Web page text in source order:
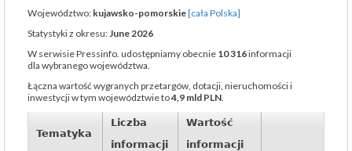
Województwo: kujawsko-pomorskie[cała Polska]
Statystyki z okresu:June 2026
W serwisie Pressinfo. udostępniamy obecnie 10 316informacji
dla wybranego województwa.
Łączna wartość wygranych przetargów, dotacji, nieruchomości i
inwestycji w tym województwie to4,9 mld PLN.
Tematyka
Liczba
informacji
Wartość
informacji